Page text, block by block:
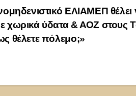
ΕΛΙΑΜΕΠ θέλει
χωρικά ύδατα & ΑΟΖ στους
θέλετε πόλεμο;»